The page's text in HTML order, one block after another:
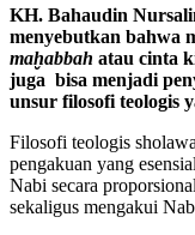
KH. Bahaudin
menyebutkan bahwa
maḫabbah atau cinta
juga bisa menjadi
unsur filosofi teologis
Filosofi teologis
pengakuan yang
Nabi secara
sekaligus mengakui